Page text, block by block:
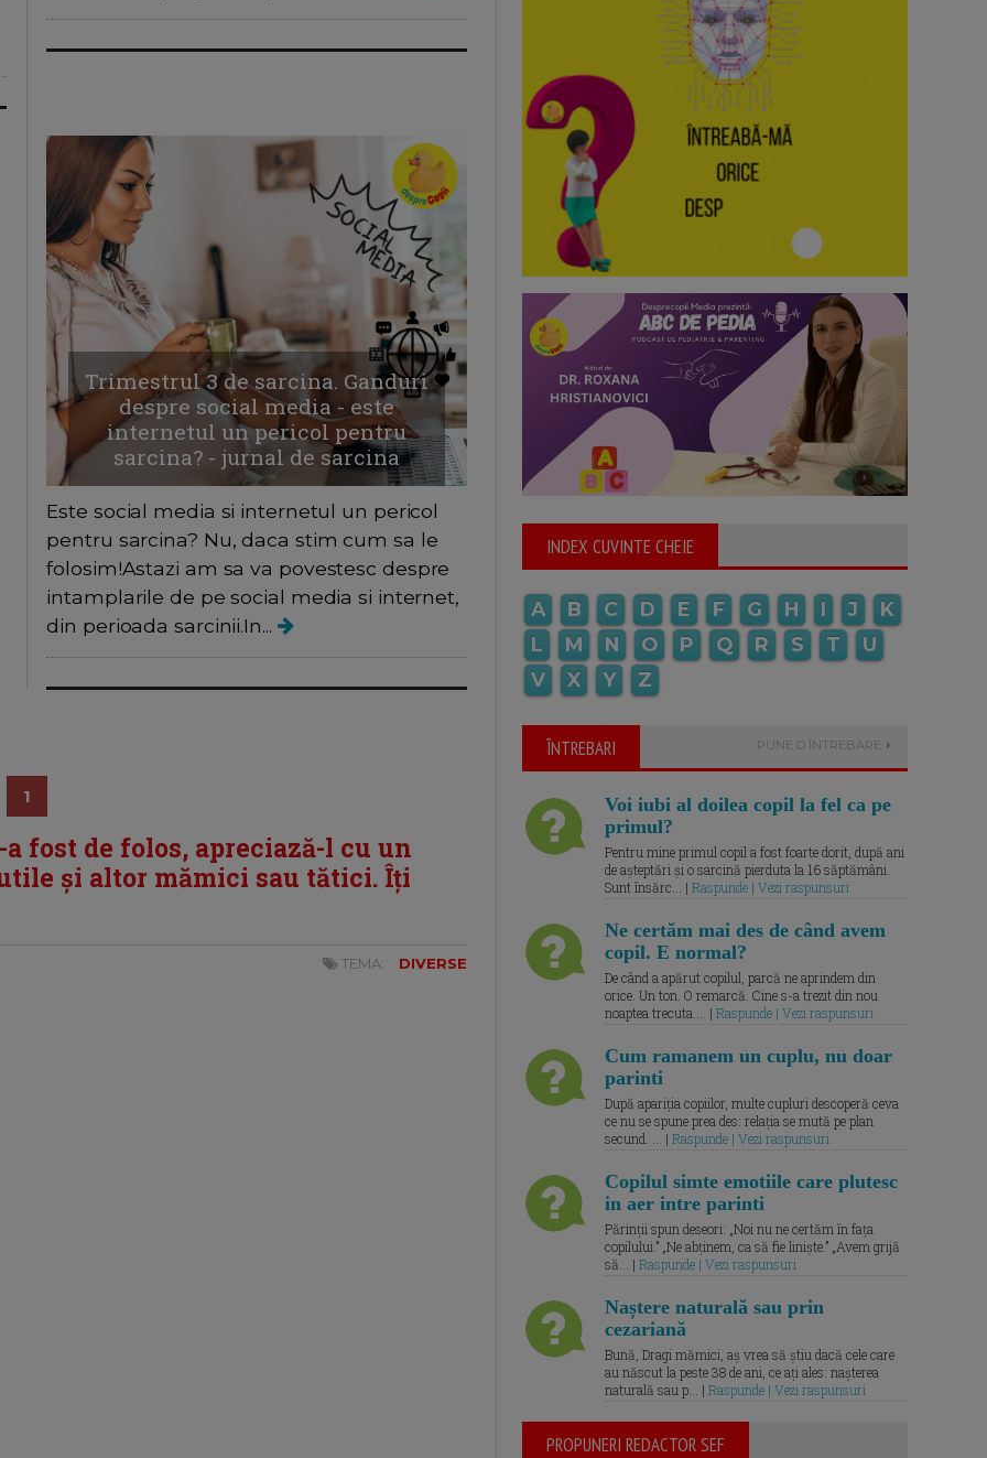
Trimestrul 3 de sarcina. Ganduri
despre social media - este
internetul un pericol pentru
sarcina? - jurnal de sarcina
Este social media si internetul un pericol
pentru sarcina? Nu, daca stim cum sa le
folosim!Astazi am sa va povestesc despre
intamplarile de pe social media si internet,
din perioada sarcinii.In...
1
fost de folos, apreciază-l cu un
și altor mămici sau tătici. Îți
TEMA: DIVERSE
INDEX CUVINTE CHEIE
A B C D E F G H I J
K
L
M N O P Q R S T
U
V
X Y Z
ÎNTREBARI PUNE O ÎNTREBARE
Voi iubi al doilea copil la fel ca pe
primul?
Pentru mine primul copil a fost foarte dorit, după ani
de așteptări și o sarcină pierduta la 16 săptămâni.
Sunt însărc... | Raspunde | Vezi raspunsuri
Ne certăm mai des de când avem
copil. E normal?
De când a apărut copilul, parcă ne aprindem din
orice. Un ton. O remarcă. Cine s-a trezit din nou
noaptea trecuta.... | Raspunde | Vezi raspunsuri
Cum ramanem un cuplu, nu doar
parinti
După apariția copiilor, multe cupluri descoperă ceva
ce nu se spune prea des: relația se mută pe plan
secund. ... | Raspunde | Vezi raspunsuri
Copilul simte emotiile care plutesc
in aer intre parinti
Părinții spun deseori: „Noi nu ne certăm în fața
copilului.” „Ne abținem, ca să fie liniște.” „Avem grijă
să... | Raspunde | Vezi raspunsuri
Naștere naturală sau prin
cezariană
Bună, Dragi mămici, aș vrea să știu dacă cele care
au născut la peste 38 de ani, ce ați ales: nașterea
naturală sau p... | Raspunde | Vezi raspunsuri
PROPUNERI REDACTOR SEF